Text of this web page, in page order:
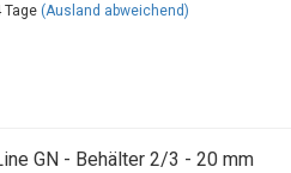
Tage (Ausland abweichend)
GN - Behälter 2/3 - 20 mm